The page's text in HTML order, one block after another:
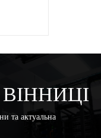
та актуальна